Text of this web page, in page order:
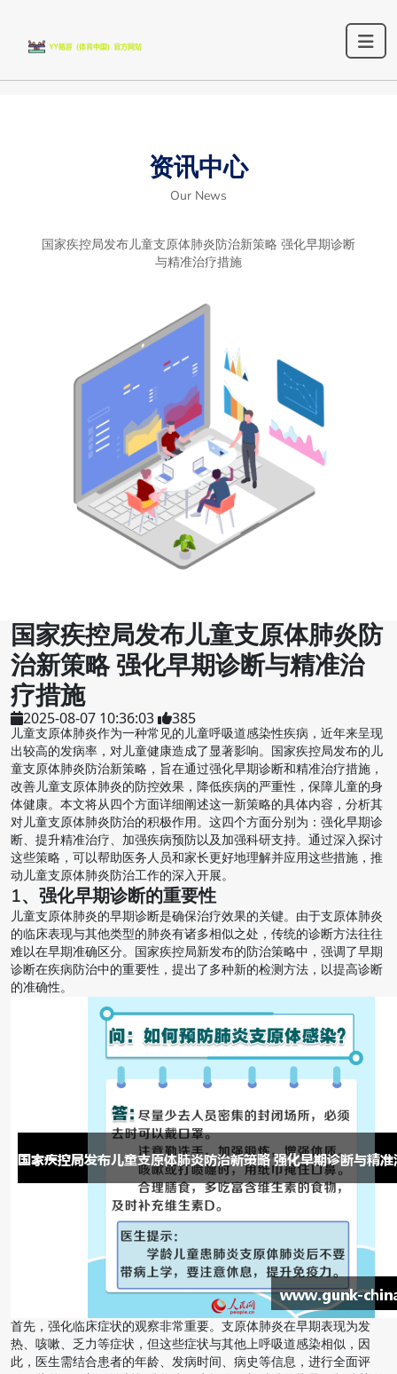
资讯中心
Our News
国家疾控局发布儿童支原体肺炎防治新策略 强化早期诊断
与精准治疗措施
国家疾控局发布儿童支原体肺炎防
治新策略 强化早期诊断与精准治
疗措施
2025-08-07 10:36:03 385
儿童支原体肺炎作为一种常见的儿童呼吸道感染性疾病，近年来呈现
出较高的发病率，对儿童健康造成了显著影响。国家疾控局发布的儿
童支原体肺炎防治新策略，旨在通过强化早期诊断和精准治疗措施，
改善儿童支原体肺炎的防控效果，降低疾病的严重性，保障儿童的身
体健康。本文将从四个方面详细阐述这一新策略的具体内容，分析其
对儿童支原体肺炎防治的积极作用。这四个方面分别为：强化早期诊
断、提升精准治疗、加强疾病预防以及加强科研支持。通过深入探讨
这些策略，可以帮助医务人员和家长更好地理解并应用这些措施，推
动儿童支原体肺炎防治工作的深入开展。
1、强化早期诊断的重要性
儿童支原体肺炎的早期诊断是确保治疗效果的关键。由于支原体肺炎
的临床表现与其他类型的肺炎有诸多相似之处，传统的诊断方法往往
难以在早期准确区分。国家疾控局新发布的防治策略中，强调了早期
诊断在疾病防治中的重要性，提出了多种新的检测方法，以提高诊断
的准确性。
首先，强化临床症状的观察非常重要。支原体肺炎在早期表现为发
热、咳嗽、乏力等症状，但这些症状与其他上呼吸道感染相似，因
此，医生需结合患者的年龄、发病时间、病史等信息，进行全面评